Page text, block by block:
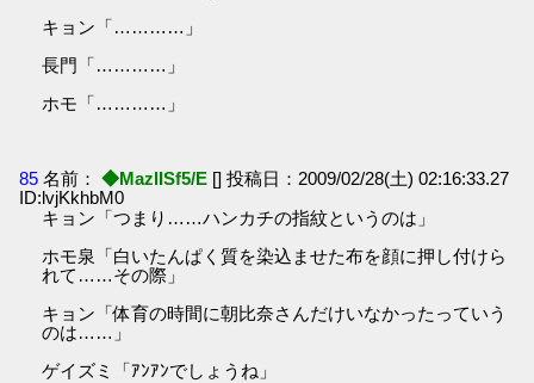
キョン「…………」
長門「…………」
ホモ「…………」
85 名前： ◆MazlISf5/E [] 投稿日：2009/02/28(土) 02:16:33.27
ID:lvjKkhbM0
キョン「つまり……ハンカチの指紋というのは」
ホモ泉「白いたんぱく質を染込ませた布を顔に押し付けら
れて……その際」
キョン「体育の時間に朝比奈さんだけいなかったっていう
のは……」
ゲイズミ「ｱﾝｱﾝでしょうね」